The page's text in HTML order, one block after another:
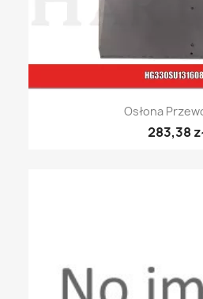
Osłona
283,38